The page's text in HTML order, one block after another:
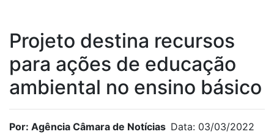
Projeto destina recursos
para ações de educação
ambiental no ensino básico
Por: Agência Câmara de Notícias Data: 03/03/2022